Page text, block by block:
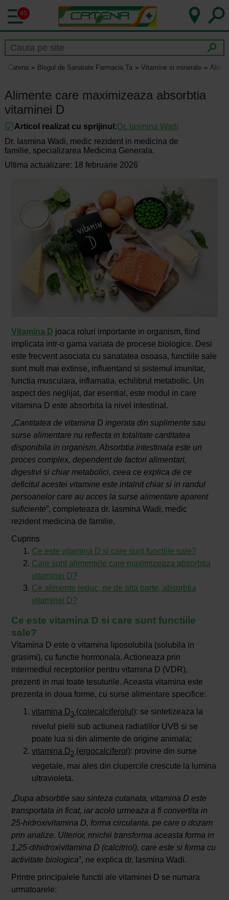
40
Catena Blogul de Sanatate Farmacia Ta Vitamine si minerale
Alimente care maximizeaza absorbtia
vitaminei D
Articol realizat cu sprijinul: Dr. Iasmina Wadi
Dr. Iasmina Wadi, medic rezident in medicina de
familie, specializarea Medicina Generala.
Ultima actualizare: 18 februarie 2026
Vitamina D joaca roluri importante in organism, fiind
implicata intr-o gama variata de procese biologice. Desi
este frecvent asociata cu sanatatea osoasa, functiile sale
sunt mult mai extinse, influentand si sistemul imunitar,
functia musculara, inflamatia, echilibrul metabolic. Un
aspect des neglijat, dar esential, este modul in care
vitamina D este absorbita la nivel intestinal.
„Cantitatea de vitamina D ingerata din suplimente sau
surse alimentare nu reflecta in totalitate cantitatea
disponibila in organism. Absorbtia intestinala este un
proces complex, dependent de factori alimentari,
digestivi si chiar metabolici, ceea ce explica de ce
deficitul acestei vitamine este intalnit chiar si in randul
persoanelor care au acces la surse alimentare aparent
suficiente”, completeaza dr. Iasmina Wadi, medic
rezident medicina de familie.
Cuprins
Ce este vitamina D si care sunt functiile sale?
Care sunt alimentele care maximizeaza absorbtia
vitaminei D?
Ce alimente reduc, pe de alta parte, absorbtia
vitaminei D?
Ce este vitamina D si care sunt functiile
sale?
Vitamina D este o vitamina liposolubila (solubila in
grasimi), cu functie hormonala. Actioneaza prin
intermediul receptorilor pentru vitamina D (VDR),
prezenti in mai toate tesuturile. Aceasta vitamina este
prezenta in doua forme, cu surse alimentare specifice:
vitamina D3 (colecalciferolul): se sintetizeaza la
nivelul pielii sub actiunea radiatiilor UVB si se
poate lua si din alimente de origine animala;
vitamina D2(ergocalciferol): provine din surse
vegetale, mai ales din ciupercile crescute la lumina
ultravioleta.
„Dupa absorbtie sau sinteza cutanata, vitamina D este
transportata in ficat, iar acolo urmeaza a fi convertita in
25-hidroxivitamina D, forma circulanta, pe care o dozam
prin analize. Ulterior, rinichii transforma aceasta forma in
1,25-dihidroxivitamina D (calcitriol), care este si forma cu
activitate biologica”, ne explica dr. Iasmina Wadi.
Printre principalele functii ale vitaminei D se numara
urmatoarele: